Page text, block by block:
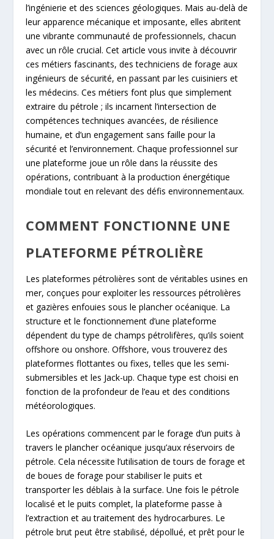
l’ingénierie et des sciences géologiques. Mais au-delà de
leur apparence mécanique et imposante, elles abritent
une vibrante communauté de professionnels, chacun
avec un rôle crucial. Cet article vous invite à découvrir
ces métiers fascinants, des techniciens de forage aux
ingénieurs de sécurité, en passant par les cuisiniers et
les médecins. Ces métiers font plus que simplement
extraire du pétrole ; ils incarnent l’intersection de
compétences techniques avancées, de résilience
humaine, et d’un engagement sans faille pour la
sécurité et l’environnement. Chaque professionnel sur
une plateforme joue un rôle dans la réussite des
opérations, contribuant à la production énergétique
mondiale tout en relevant des défis environnementaux.
COMMENT FONCTIONNE UNE
PLATEFORME PÉTROLIÈRE
Les plateformes pétrolières sont de véritables usines en
mer, conçues pour exploiter les ressources pétrolières
et gazières enfouies sous le plancher océanique. La
structure et le fonctionnement d’une plateforme
dépendent du type de champs pétrolifères, qu’ils soient
offshore ou onshore. Offshore, vous trouverez des
plateformes flottantes ou fixes, telles que les semi-
submersibles et les Jack-up. Chaque type est choisi en
fonction de la profondeur de l’eau et des conditions
météorologiques.
Les opérations commencent par le forage d’un puits à
travers le plancher océanique jusqu’aux réservoirs de
pétrole. Cela nécessite l’utilisation de tours de forage et
de boues de forage pour stabiliser le puits et
transporter les déblais à la surface. Une fois le pétrole
localisé et le puits complet, la plateforme passe à
l’extraction et au traitement des hydrocarbures. Le
pétrole brut peut être stabilisé, dépollué, et prêt pour le